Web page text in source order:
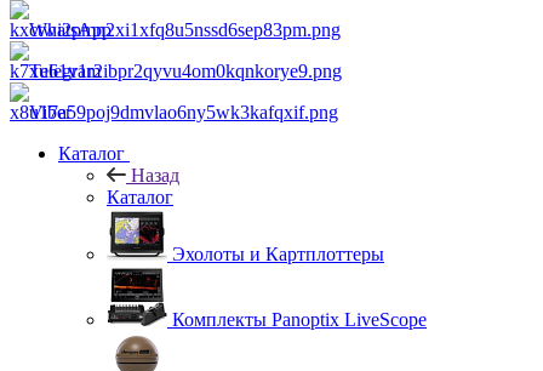
WhatsApp
Telegram
Viber
Каталог
Назад
Каталог
Эхолоты и Картплоттеры
Комплекты Panoptix LiveScope